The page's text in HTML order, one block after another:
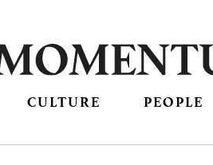
CULTURE PEOPLE